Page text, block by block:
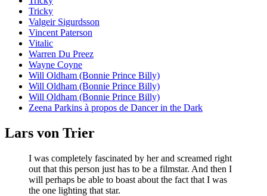
Tricky
Valgeir Sigurdsson
Vincent Paterson
Vitalic
Warren Du Preez
Wayne Coyne
Will Oldham (Bonnie Prince Billy)
Will Oldham (Bonnie Prince Billy)
Will Oldham (Bonnie Prince Billy)
Zeena Parkins à propos de Dancer in the Dark
Lars von Trier
I was completely fascinated by her and screamed right
out that this person just has to be a filmstar. And then I
will perhaps be able to boast about the fact that I was
the one lighting that star.